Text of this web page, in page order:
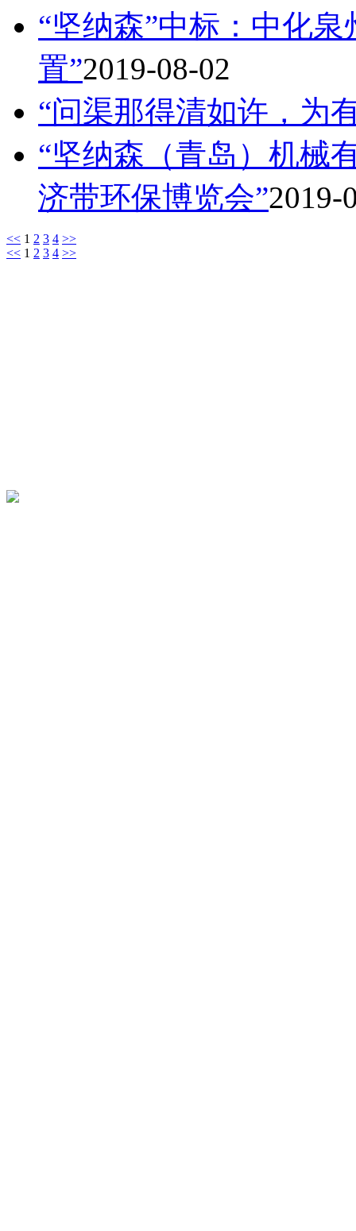
“坚纳森”中标：中化
置”2019-08-02
“问渠那得清如许，为
“坚纳森（青岛）机械
济带环保博览会”2019-
<< 1 2 3 4 >>
<< 1 2 3 4 >>